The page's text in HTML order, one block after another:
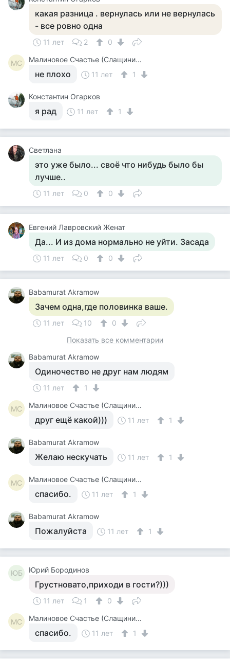
какая разница . вернулась или не вернулась
- все ровно одна
11 лет 2 0
МС Малиновое Счастье (Слащинина)
не плохо 11 лет 1
Константин Огарков
я рад 11 лет 1
Светлана
это уже было... своё что нибудь было бы
лучше..
11 лет 0 0
Евгений Лавровский Женат
Да... И из дома нормально не уйти. Засада
11 лет 0 0
Babamurat Akramow
Зачем одна,где половинка ваше.
11 лет 10
0
Показать все комментарии
Babamurat Akramow
Одиночество не друг нам людям
11 лет 1
МС Малиновое Счастье (Слащинина)
друг ещё какой))) 11 лет 1
Babamurat Akramow
Желаю нескучать 11 лет 1
МС Малиновое Счастье (Слащинина)
спасибо. 11 лет 1
Babamurat Akramow
Пожалуйста 11 лет 1
ЮБ Юрий Бородинов
Грустновато,приходи в гости?)))
11 лет 1 0
МС Малиновое Счастье (Слащинина)
спасибо. 11 лет 1